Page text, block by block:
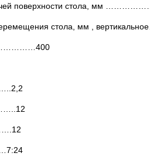
поверхности стола, мм
стола, мм ,